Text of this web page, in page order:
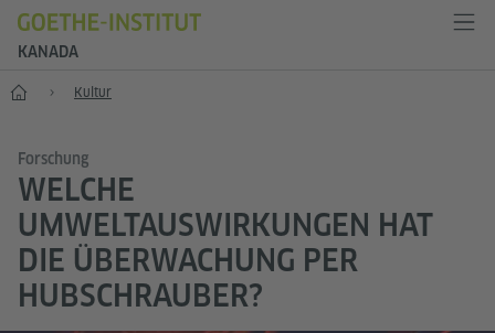
KANADA
Start Kultur
Forschung
WELCHE
UMWELTAUSWIRKUNGEN HAT
DIE ÜBERWACHUNG PER
HUBSCHRAUBER?